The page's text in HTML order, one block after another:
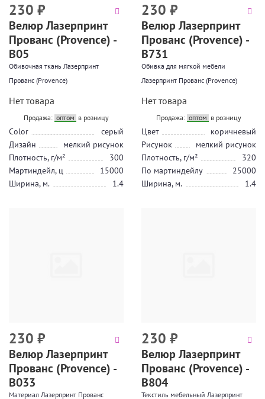
230 ₽
Велюр Лазерпринт
Прованс (Provence) -
В05
Обивочная ткань Лазерпринт
Прованс (Provence)
Нет товара
Продажа: оптом в розницу
Color
серый
Дизайн
мелкий рисунок
Плотность, г/м²
300
Мартиндейл, ц
15000
Ширина, м.
1.4
230 ₽
Велюр Лазерпринт
Прованс (Provence) -
В731
Обивка для мягкой мебели
Лазерпринт Прованс (Provence)
Нет товара
Продажа: оптом в розницу
Цвет
коричневый
Рисунок
мелкий рисунок
Плотность, г/м²
320
По мартиндейлу
25000
Ширина, м.
1.4
230 ₽
Велюр Лазерпринт
Прованс (Provence) -
В033
Материал Лазерпринт Прованс
230 ₽
Велюр Лазерпринт
Прованс (Provence) -
В804
Текстиль мебельный Лазерпринт